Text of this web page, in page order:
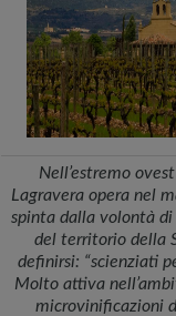
Nell’estremo
Lagravera opera nel
spinta dalla volontà di
del territorio della
definirsi: “scienziati
Molto attiva
microvinificazioni